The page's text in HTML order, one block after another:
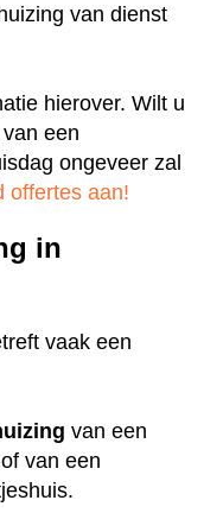
van dienst
hierover. Wilt u
van een
ongeveer zal
offertes aan!
in
vaak een
van een
van een